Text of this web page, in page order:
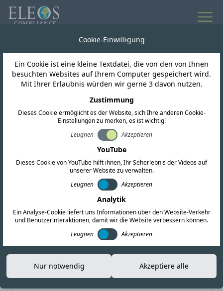
Neuigkeiten und
Updates
Suche eingrenzen
Cookie-Einwilligung
Ein Cookie ist eine kleine Textdatei, die von den von Ihnen
besuchten Websites auf Ihrem Computer gespeichert wird.
Mit Ihrer Erlaubnis würden wir gerne 3 davon nutzen.
Zustimmung
Dieses Cookie ermöglicht es der Website, sich Ihre anderen Cookie-
Einstellungen zu merken, es ist wichtig!
Leugnen
Akzeptieren
YouTube
Dieses Cookie von YouTube hilft ihnen, Ihr Seherlebnis der Videos auf
unserer Website zu verwalten.
Leugnen
Akzeptieren
Analytik
Ein Analyse-Cookie liefert uns Informationen über den Website-Verkehr
und Benutzerinteraktionen, damit wir die Website verbessern können.
Leugnen
Akzeptieren
Nur notwendig Akzeptiere alle